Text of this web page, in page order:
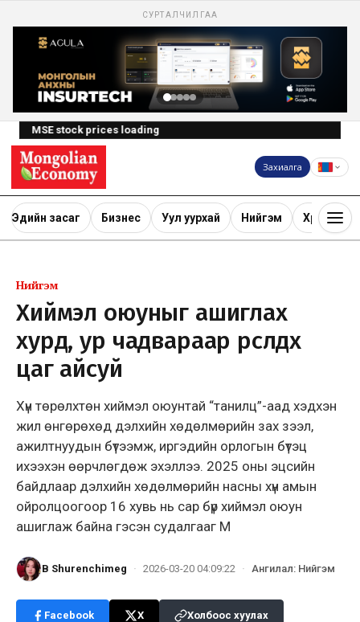
СУРТАЛЧИЛГАА
MSE stock prices loading
Захиалга
Эдийн засаг Бизнес Уул уурхай Нийгэм Хөрөнгө
Нийгэм
Хиймэл оюуныг ашиглах
хурд, ур чадвараар өрсөлдөх
цаг айсуй
Хүн төрөлхтөн хиймэл оюунтай “танилц”-аад хэдхэн
жил өнгөрөхөд дэлхийн хөдөлмөрийн зах зээл,
ажилтнуудын бүтээмж, иргэдийн орлогын бүтэц
ихээхэн өөрчлөгдөж эхэллээ. 2025 оны эцсийн
байдлаар дэлхийн хөдөлмөрийн насны хүн амын
ойролцоогоор 16 хувь нь сар бүр хиймэл оюун
ашиглаж байна гэсэн судалгааг M
B Shurenchimeg · 2026-03-20 04:09:22 · Ангилал: Нийгэм
Facebook X Холбоос хуулах